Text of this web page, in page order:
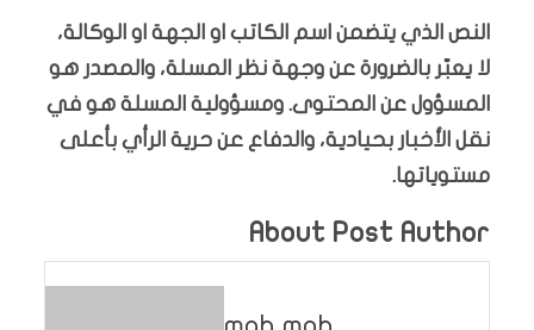
النص الذي يتضمن اسم الكاتب او الجهة او الوكالة،
لا يعبّر بالضرورة عن وجهة نظر المسلة، والمصدر هو
المسؤول عن المحتوى. ومسؤولية المسلة هو في
نقل الأخبار بحيادية، والدفاع عن حرية الرأي بأعلى
مستوياتها.
About Post Author